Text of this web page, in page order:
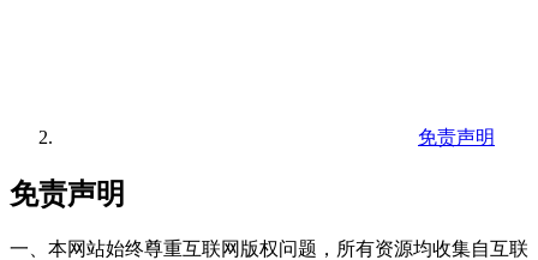
免责声明
免责声明
一、本网站始终尊重互联网版权问题，所有资源均收集自互联